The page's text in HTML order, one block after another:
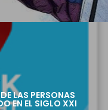
LAS PERSONAS
EN EL SIGLO XXI